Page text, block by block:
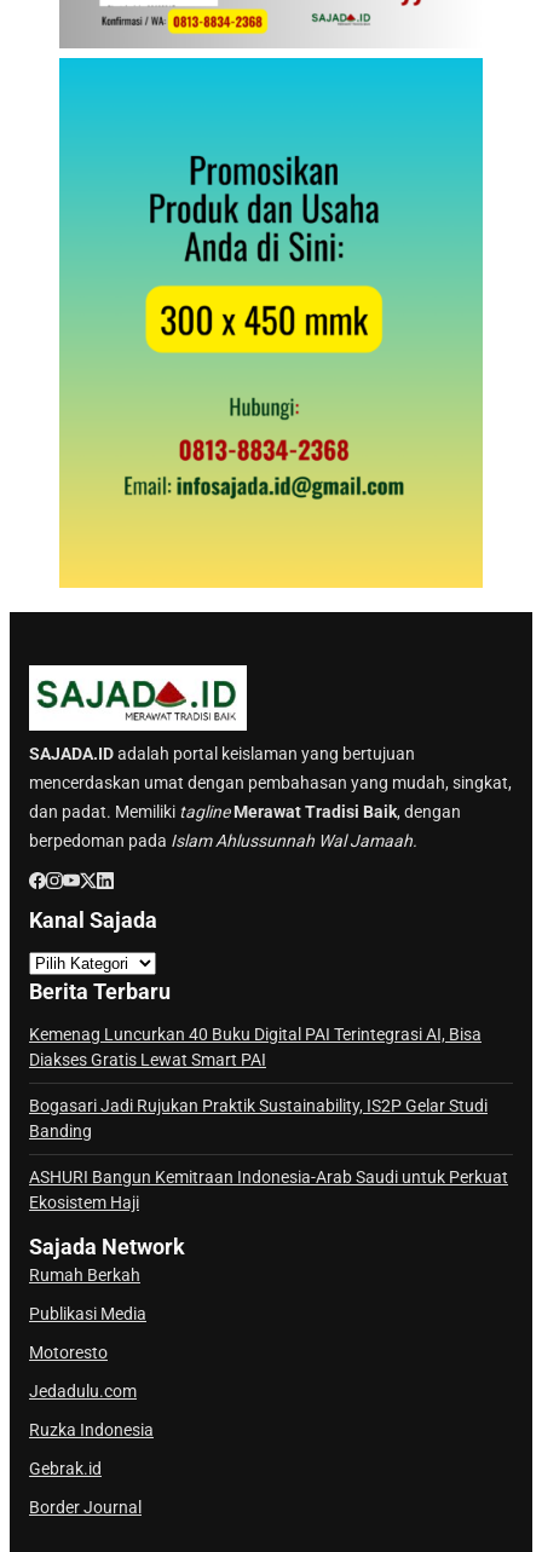
SAJADA.IDadalah portal keislaman yang bertujuan
mencerdaskan umat dengan pembahasan yang mudah, singkat,
dan padat. Memiliki tagline Merawat Tradisi Baik, dengan
berpedoman pada Islam Ahlussunnah Wal Jamaah.
Kanal Sajada
a
n
a
l
a
j
a
d
a
Berita Terbaru
Kemenag Luncurkan 40 Buku Digital PAI Terintegrasi AI, Bisa
Diakses Gratis Lewat Smart PAI
Bogasari Jadi Rujukan Praktik Sustainability, IS2P Gelar Studi
Banding
ASHURI Bangun Kemitraan Indonesia-Arab Saudi untuk Perkuat
Ekosistem Haji
Sajada Network
Rumah Berkah
Publikasi Media
Motoresto
Jedadulu.com
Ruzka Indonesia
Gebrak.id
Border Journal